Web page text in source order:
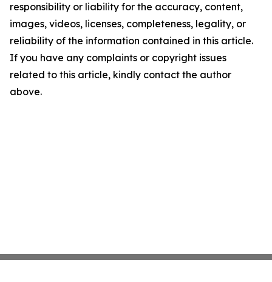
responsibility or liability for the accuracy, content,
images, videos, licenses, completeness, legality, or
reliability of the information contained in this article.
If you have any complaints or copyright issues
related to this article, kindly contact the author
above.